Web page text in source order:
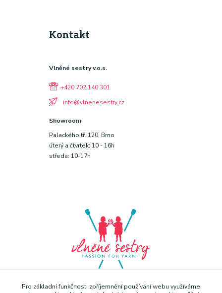
Kontakt
Vlněné sestry v.o.s.
+420 702 140 301
info@vlnenesestry.cz
Showroom
Palackého tř. 120, Brno
úterý a čtvrtek: 10 - 16h
středa: 10-17h
Pro základní funkčnost, zpříjemnění používání webu využíváme